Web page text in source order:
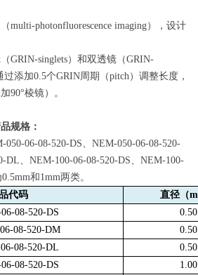
multi-photonfluorescence imaging），设计
GRIN-singlets）和双透镜（GRIN-
过添加0.5个GRIN周期（pitch）调整长度，
90°棱镜）。
规格：
050-06-08-520-DS、NEM-050-06-08-520-
DL、NEM-100-06-08-520-DS、NEM-100-
0.5mm和 1mm两类。
代码
直径（
08-520-DS
0.50
08-520-DM
0.50
08-520-DL
0.50
08-520-DS
1.00